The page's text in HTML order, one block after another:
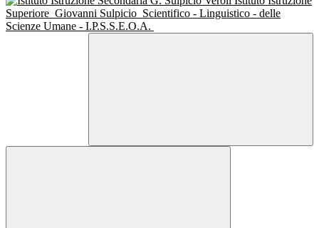
Superiore Giovanni Sulpicio Scientifico - Linguistico - delle
Scienze Umane - I.P.S.S.E.O.A.